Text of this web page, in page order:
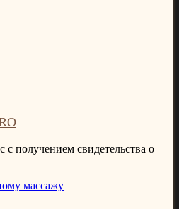
получением свидетельства о